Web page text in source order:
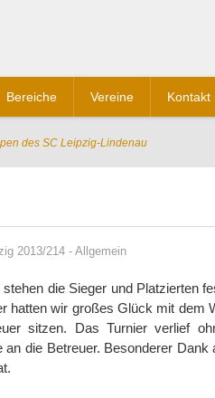
Bereiche Vereine Kontakt
des SC Leipzig-Lindenau
2013/214 - Allgemein
die Sieger und Platzierten
hatten wir großes Glück mit dem
sitzen. Das Turnier verlief
die Betreuer. Besonderer Dank